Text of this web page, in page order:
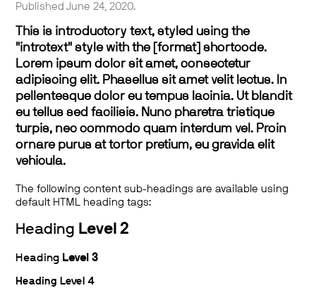
Published June 24, 2020.
This is introductory text, styled using the
"introtext" style with the [format] shortcode.
Lorem ipsum dolor sit amet, consectetur
adipiscing elit. Phasellus sit amet velit lectus. In
pellentesque dolor eu tempus lacinia. Ut blandit
eu tellus sed facilisis. Nunc pharetra tristique
turpis, nec commodo quam interdum vel. Proin
ornare purus at tortor pretium, eu gravida elit
vehicula.
The following content sub-headings are available using
default HTML heading tags:
Heading Level 2
Heading Level 3
Heading Level 4